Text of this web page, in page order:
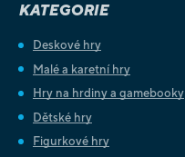
KATEGORIE
Deskové hry
Malé a karetní hry
Hry na hrdiny a gamebooky
Dětské hry
Figurkové hry